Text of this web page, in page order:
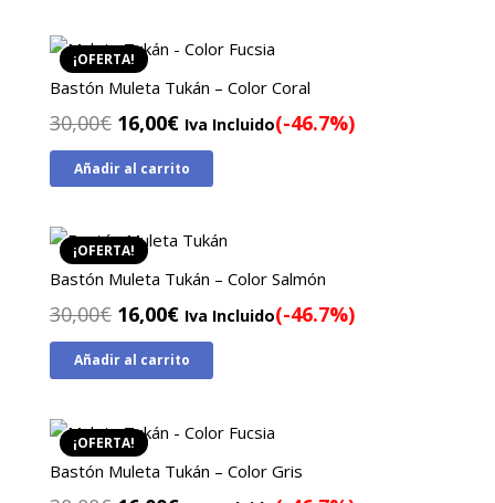
30,00€. 16,00€.
¡OFERTA!
Bastón Muleta Tukán – Color Coral
30,00€ El
precio
original
30,00€.
16,00€El
precio
actual
16,00€.
Iva Incluido(-46.7%)
Añadir al carrito
¡OFERTA!
Bastón Muleta Tukán – Color Salmón
30,00€ El
precio
original
30,00€.
16,00€El
precio
actual
16,00€.
Iva Incluido(-46.7%)
Añadir al carrito
¡OFERTA!
Bastón Muleta Tukán – Color Gris